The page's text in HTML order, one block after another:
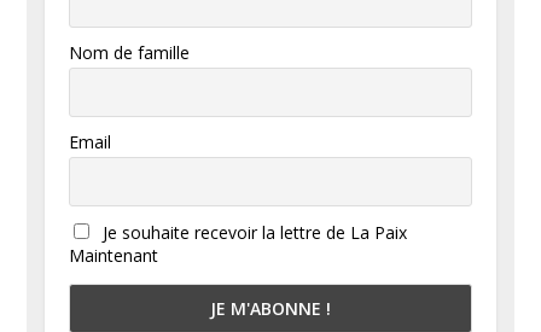
Nom de famille
Email
Je souhaite recevoir la lettre de La Paix
Maintenant